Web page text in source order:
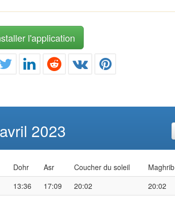
l'application
avril 2023
Dohr Asr Coucher du soleil Maghrib
13:36 17:09 20:02 20:02